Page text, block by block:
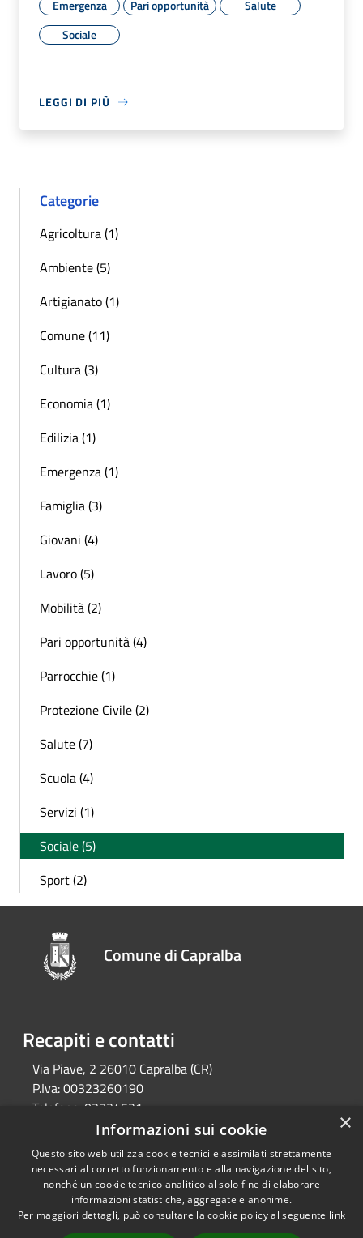
Emergenza Pari opportunità
Salute
Sociale
LEGGI DI PIÙ
Categorie
Agricoltura (1)
Ambiente (5)
Artigianato (1)
Comune (11)
Cultura (3)
Economia (1)
Edilizia (1)
Emergenza (1)
Famiglia (3)
Giovani (4)
Lavoro (5)
Mobilità (2)
Pari opportunità (4)
Parrocchie (1)
Protezione Civile (2)
Salute (7)
Scuola (4)
Servizi (1)
Sociale (5)
Sport (2)
Comune di Capralba
Recapiti e contatti
Via Piave, 2 26010 Capralba (CR)
P.Iva:00323260190
Telefono: 03734521
segreteria@comune.capralba.cr.it
Pec:
pec@pec.comune.capralba.cr.it
Accessibilità
Copyright © 2026 • Comune di
Capralba • Powered by
×
Informazioni sui cookie
Questo sito web utilizza cookie tecnici e assimilati strettamente
necessari al corretto funzionamento e alla navigazione del sito,
nonché un cookie tecnico analitico al solo fine di elaborare
informazioni statistiche, aggregate e anonime.
Per maggiori dettagli, può consultare la cookie policy al seguente link